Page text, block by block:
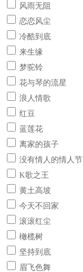
风雨无阻
恋恋风尘
冷酷到底
来生缘
梦驼铃
花与琴的流星
浪人情歌
红豆
蓝莲花
离家的孩子
没有情人的情人节
K歌之王
黄土高坡
今天不回家
滚滚红尘
橄榄树
坚持到底
眉飞色舞